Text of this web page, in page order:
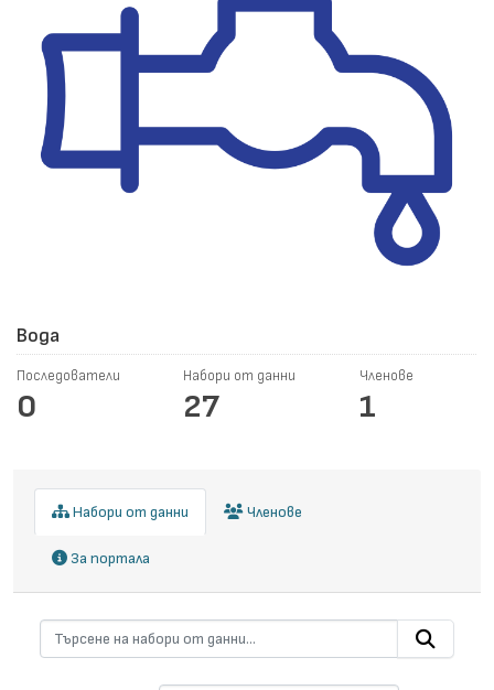
Вода
Последователи
0
Набори от данни
27
Членове
1
Набори от данни Членове
За портала